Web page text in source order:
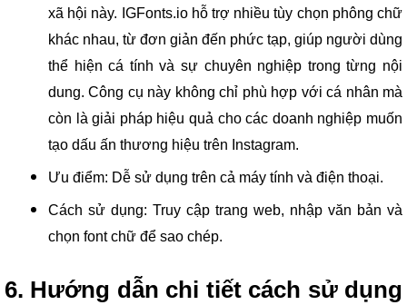
xã hội này. IGFonts.io hỗ trợ nhiều tùy chọn phông chữ
khác nhau, từ đơn giản đến phức tạp, giúp người dùng
thể hiện cá tính và sự chuyên nghiệp trong từng nội
dung. Công cụ này không chỉ phù hợp với cá nhân mà
còn là giải pháp hiệu quả cho các doanh nghiệp muốn
tạo dấu ấn thương hiệu trên Instagram.
Ưu điểm: Dễ sử dụng trên cả máy tính và điện thoại.
Cách sử dụng: Truy cập trang web, nhập văn bản và
chọn font chữ để sao chép.
6. Hướng dẫn chi tiết cách sử dụng